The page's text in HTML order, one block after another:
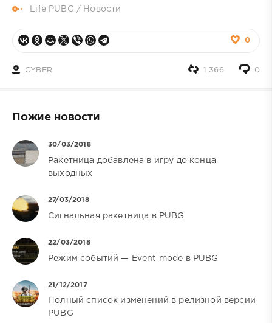
Life PUBG / Новости
0
CYBER 0
1 366
Пожие новости
30/03/2018
Ракетница добавлена в игру до конца
выходных
27/03/2018
Сигнальная ракетница в PUBG
22/03/2018
Режим событий — Event mode в PUBG
21/12/2017
Полный список изменений в релизной версии
PUBG